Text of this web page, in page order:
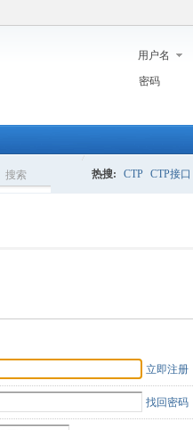
用户名
密码
搜索 热搜: CTP CTP接口
立即注册
找回密码